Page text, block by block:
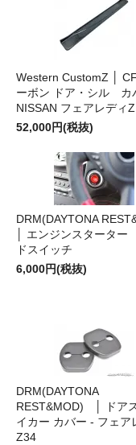
Western CustomZ │
ーボン ドア・シル カ
NISSAN フェアレディ
52,000円(税抜)
DRM(DAYTONA
│ エンジンスタータ
ドスイッチ
6,000円(税抜)
DRM(DAYTONA
REST&MOD) │ ドア
イカー カバー - フェア
Z34